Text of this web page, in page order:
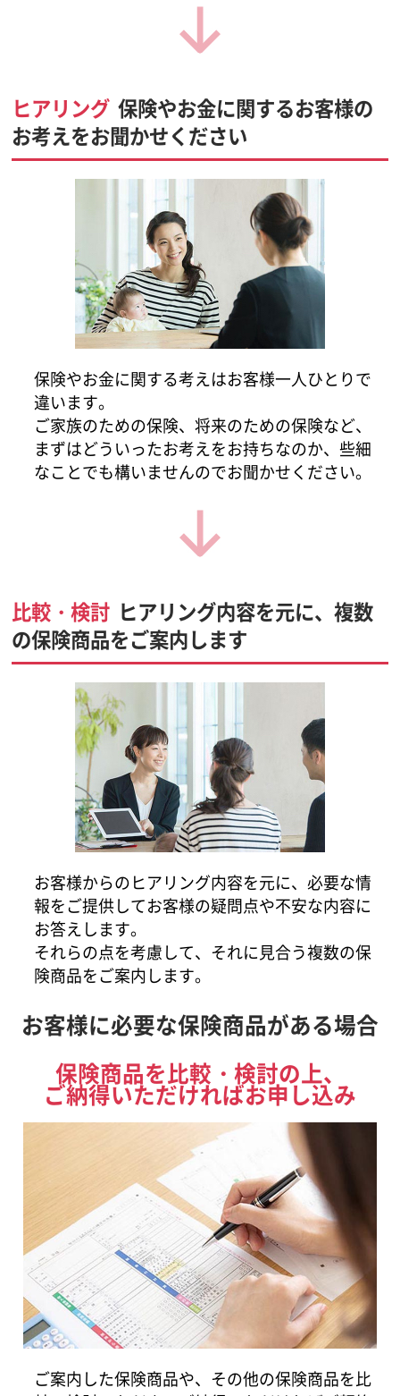
ヒアリング 保険やお金に関するお客様の
お考えをお聞かせください
保険やお金に関する考えはお客様一人ひとりで
違います。
ご家族のための保険、将来のための保険など、
まずはどういったお考えをお持ちなのか、些細
なことでも構いませんのでお聞かせください。
比較・検討 ヒアリング内容を元に、複数
の保険商品をご案内します
お客様からのヒアリング内容を元に、必要な情
報をご提供してお客様の疑問点や不安な内容に
お答えします。
それらの点を考慮して、それに見合う複数の保
険商品をご案内します。
お客様に必要な保険商品がある場合
保険商品を比較・検討の上、
ご納得いただければお申し込み
ご案内した保険商品や、その他の保険商品を比